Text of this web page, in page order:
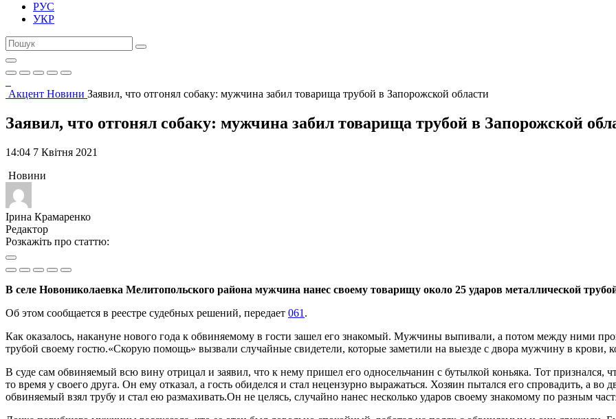
РУС
УКР
Акцент Новини Заявил, что отгонял собаку: мужчина забил товарища трубой в Запорожской области
Заявил, что отгонял собаку: мужчина забил товарища трубой в Запорожской
14:04 7 Квітня 2021
Новини
Ірина Крамаренко
Редактор
Розкажіть про статтю:
В селе Новониколаевка Мелитопольского района мужчина нанес своему товарищу около 25 ударов металлической
Об этом сообщается в реестре судебных решений, передает 061 .
Как оказалось, накануне нового года к обвиняемому в гости зашел его знакомый. Мужчины выпивали, а потом между ними
трубой своему гостю.«Скорую помощь» вызвали случайные свидетели, которые заметили на выезде с двора мужчину в крови,
В суде сам обвиняемый всю вину отрицал и заявил, что к нему пришел его односельчанин с бутылкой коньяка. Тот признался,
то время у своего друга. Он ему отказал, а гость обиделся и стал нецензурно выражаться. Хозяин пытался его спровадить, а во
обвиняемый взял трубу и стал ею размахивать.Он не целясь, случайно нанес несколько ударов своему знакомому по разным